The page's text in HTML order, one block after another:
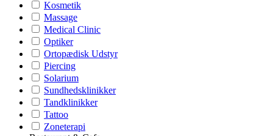
Kosmetik
Massage
Medical Clinic
Optiker
Ortopædisk Udstyr
Piercing
Solarium
Sundhedsklinikker
Tandklinikker
Tattoo
Zoneterapi